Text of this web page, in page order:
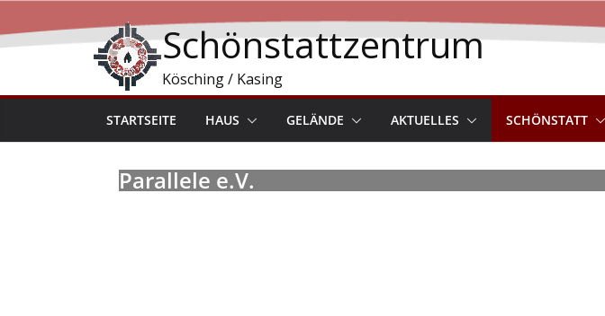
Schönstattzentrum
Kösching / Kasing
STARTSEITE HAUS GELÄNDE AKTUELLES SCHÖNSTATT
Parallele e.V.